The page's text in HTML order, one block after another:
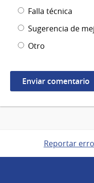
Falla técnica
Sugerencia de
Otro
Reportar